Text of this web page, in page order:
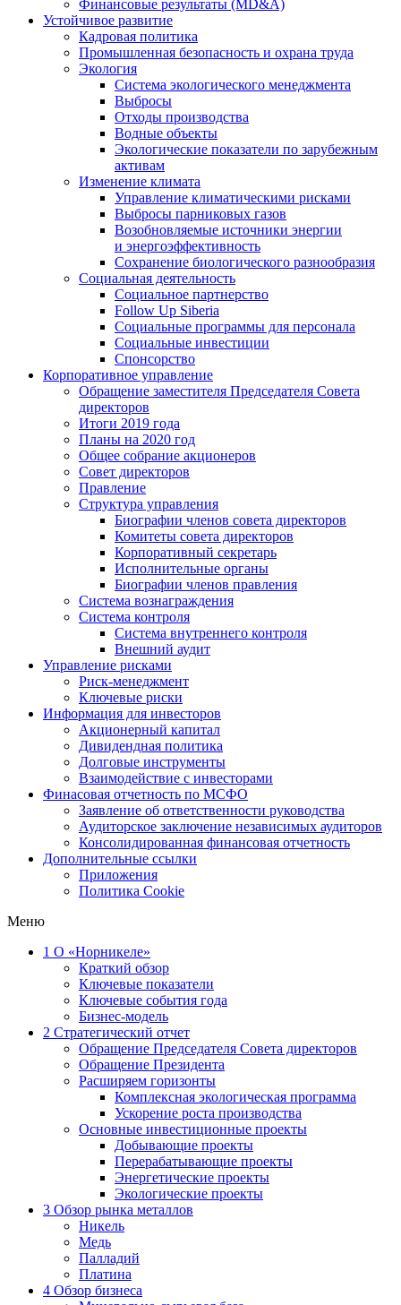
Финансовые результаты (MD&A)
Устойчивое развитие
Кадровая политика
Промышленная безопасность и охрана труда
Экология
Система экологического менеджмента
Выбросы
Отходы производства
Водные объекты
Экологические показатели по зарубежным
активам
Изменение климата
Управление климатическими рисками
Выбросы парниковых газов
Возобновляемые источники энергии
и энергоэффективность
Сохранение биологического разнообразия
Социальная деятельность
Социальное партнерство
Follow Up Siberia
Социальные программы для персонала
Социальные инвестиции
Спонсорство
Корпоративное управление
Обращение заместителя Председателя Совета
директоров
Итоги 2019 года
Планы на 2020 год
Общее собрание акционеров
Совет директоров
Правление
Структура управления
Биографии членов совета директоров
Комитеты совета директоров
Корпоративный секретарь
Исполнительные органы
Биографии членов правления
Система вознаграждения
Система контроля
Система внутреннего контроля
Внешний аудит
Управление рисками
Риск-менеджмент
Ключевые риски
Информация для инвесторов
Акционерный капитал
Дивидендная политика
Долговые инструменты
Взаимодействие с инвеcторами
Финасовая отчетность по МСФО
Заявление об ответственности руководства
Аудиторское заключение независимых аудиторов
Консолидированная финансовая отчетность
Дополнительные ссылки
Приложения
Политика Cookie
Меню
1 О «Норникеле»
Краткий обзор
Ключевые показатели
Ключевые события года
Бизнес-модель
2 Стратегический отчет
Обращение Председателя Совета директоров
Обращение Президента
Расширяем горизонты
Комплексная экологическая программа
Ускорение роста производства
Основные инвестиционные проекты
Добывающие проекты
Перерабатывающие проекты
Энергетические проекты
Экологические проекты
3 Обзор рынка металлов
Никель
Медь
Палладий
Платина
4 Обзор бизнеса